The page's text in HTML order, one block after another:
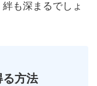
も深まるでしょ
る方法